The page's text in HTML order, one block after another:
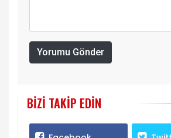
Yorumu Gönder
BIZI TAKIP EDIN